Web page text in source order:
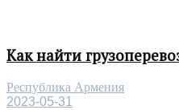
Как найти
Республика Армения
2023-05-31